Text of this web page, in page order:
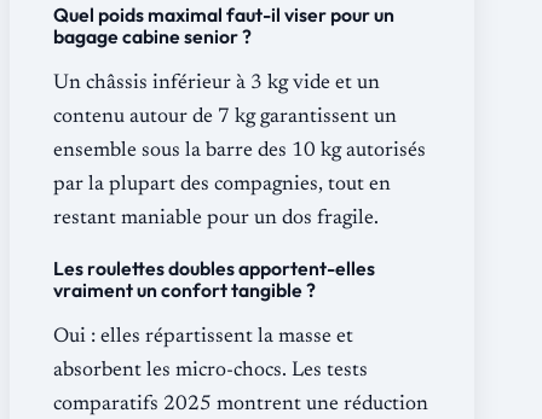
Quel poids maximal faut-il viser pour un
bagage cabine senior ?
Un châssis inférieur à 3 kg vide et un
contenu autour de 7 kg garantissent un
ensemble sous la barre des 10 kg autorisés
par la plupart des compagnies, tout en
restant maniable pour un dos fragile.
Les roulettes doubles apportent-elles
vraiment un confort tangible ?
Oui : elles répartissent la masse et
absorbent les micro-chocs. Les tests
comparatifs 2025 montrent une réduction